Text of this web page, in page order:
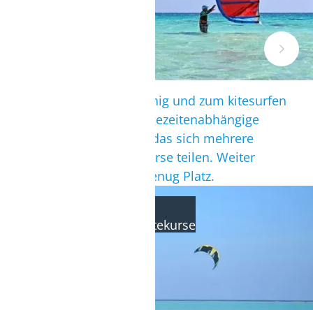
Die Soma Bay ist großflächig und zum kitesurfen
Lernen ein Top-Spot. Die gezeitenabhängige
Lagune ist ein Stehrevier, das sich mehrere
Kiteschulen für ihre Kitekurse teilen. Weiter
draußen ist aber immer genug Platz.
ideale Bedingungen für Kitekurse